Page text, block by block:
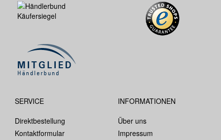
SERVICE
Direktbestellung
Kontaktformular
INFORMATIONEN
Über uns
Impressum